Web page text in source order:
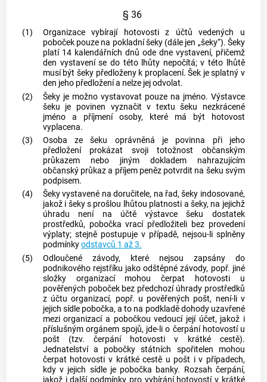
§ 36
(1)
Organizace vybírají hotovosti z účtů vedených u
poboček pouze na pokladní šeky (dále jen „šeky“). Šeky
platí 14 kalendářních dnů ode dne vystavení, přičemž
den vystavení se do této lhůty nepočítá; v této lhůtě
musí být šeky předloženy k proplacení. Šek je splatný v
den jeho předložení a nelze jej odvolat.
(2)
Šeky je možno vystavovat pouze na jméno. Výstavce
šeku je povinen vyznačit v textu šeku nezkrácené
jméno a příjmení osoby, které má být hotovost
vyplacena.
(3)
Osoba ze šeku oprávněná je povinna při jeho
předložení prokázat svoji totožnost občanským
průkazem nebo jiným dokladem nahrazujícím
občanský průkaz a příjem peněz potvrdit na šeku svým
podpisem.
(4)
Šeky vystavené na doručitele, na řad, šeky indosované,
jakož i šeky s prošlou lhůtou platnosti a šeky, na jejichž
úhradu není na účtě výstavce šeku dostatek
prostředků, pobočka vrací předložiteli bez provedení
výplaty; stejně postupuje v případě, nejsou-li splněny
podmínkyodstavců 1 až 3.
(5)
Odloučené závody, které nejsou zapsány do
podnikového rejstříku jako odštěpné závody, popř. jiné
složky organizací mohou čerpat hotovosti u
pověřených poboček bez předchozí úhrady prostředků
z účtu organizací, popř. u pověřených pošt, není-li v
jejich sídle pobočka, a to na podkladě dohody uzavřené
mezi organizací a pobočkou vedoucí její účet, jakož i
příslušným orgánem spojů, jde-li o čerpání hotovostí u
pošt (tzv. čerpání hotovosti v krátké cestě).
Jednatelství a pobočky státních spořitelen mohou
čerpat hotovosti v krátké cestě u pošt i v případech,
kdy v jejich sídle je pobočka banky. Rozsah čerpání,
jakož i další podmínky pro vybírání hotovostí v krátké